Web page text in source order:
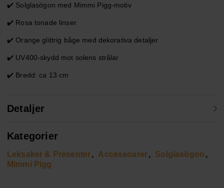
✔️ Solglasögon med Mimmi Pigg-motiv
✔️ Rosa tonade linser
✔️ Orange glittrig båge med dekorativa detaljer
✔️ UV400-skydd mot solens strålar
✔️ Bredd: ca 13 cm
Detaljer
Kategorier
Leksaker & Presenter Accessoarer
Solglasögon
Mimmi Pigg